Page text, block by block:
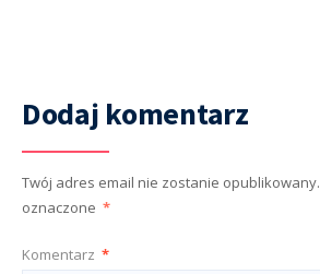
Dodaj komentarz
Twój adres email nie zostanie opublikowany.
oznaczone *
Komentarz *